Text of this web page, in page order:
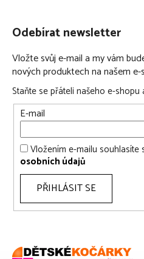
Odebírat newsletter
Vložte svůj e-mail a my vám
nových produktech na našem e-
Staňte se přáteli našeho e-
E-mail
Vložením e-mailu souhlasíte
osobních údajů
PŘIHLÁSIT SE